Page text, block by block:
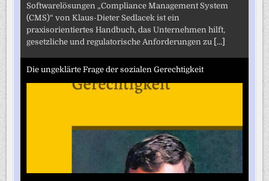
Softwarelösungen „Compliance Management System
(CMS)“ von Klaus-Dieter Sedlacek ist ein
praxisorientiertes Handbuch, das Unternehmen hilft,
gesetzliche und regulatorische Anforderungen zu [...]
Die ungeklärte Frage der sozialen Gerechtigkeit